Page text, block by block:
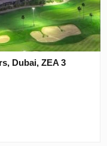
Dubai, ZEA 3